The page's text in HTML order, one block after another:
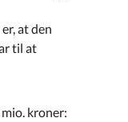
at den
til at
kroner: